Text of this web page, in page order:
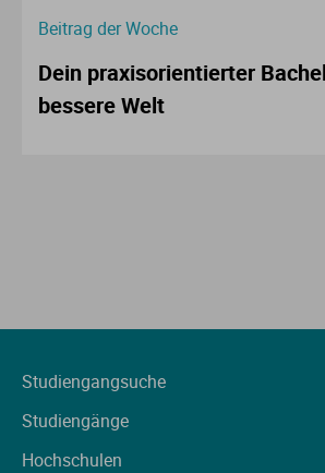
Beitrag der Woche
Dein praxisorientierter
bessere Welt
Studiengangsuche
Studiengänge
Hochschulen